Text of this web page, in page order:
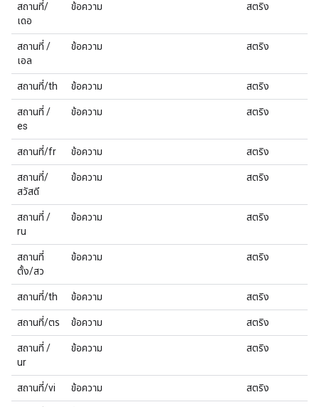
สถานที่/
เดอ
ข้อความ สตริง
สถานที่ /
เอล
ข้อความ สตริง
สถานที่/th ข้อความ สตริง
สถานที่ /
es
ข้อความ สตริง
สถานที่/fr ข้อความ สตริง
สถานที่/
สวัสดี
ข้อความ สตริง
สถานที่ /
ru
ข้อความ สตริง
สถานที่
ตั้ง/สว
ข้อความ สตริง
สถานที่/th ข้อความ สตริง
สถานที่/ตร ข้อความ สตริง
สถานที่ /
ur
ข้อความ สตริง
สถานที่/vi ข้อความ สตริง